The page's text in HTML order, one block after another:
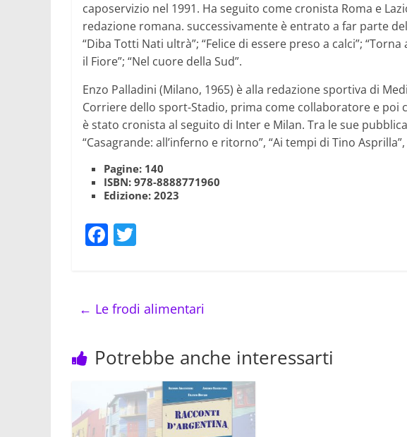
caposervizio nel 1991. Ha seguito come cronista Roma e
redazione romana. successivamente è entrato a far parte
“Diba Totti Nati ultrà”; “Felice di essere preso a calci”;
il Fiore”; “Nel cuore della Sud”.
Enzo Palladini (Milano, 1965) è alla redazione sportiva di
Corriere dello sport-Stadio, prima come collaboratore e poi
è stato cronista al seguito di Inter e Milan. Tra le sue
“Casagrande: all’inferno e ritorno”, “Ai tempi di Tino
Pagine: 140
ISBN: 978-8888771960
Edizione: 2023
F
e
o
o
k
er
← Le frodi alimentari
Potrebbe anche interessarti